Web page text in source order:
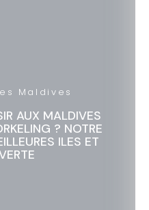
Maldives
AUX MALDIVES
? NOTRE
ILES ET